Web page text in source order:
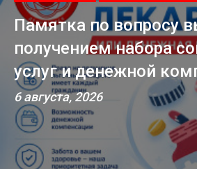
«Мы встретимся
завершилась вторая
смена
4 августа, 2026